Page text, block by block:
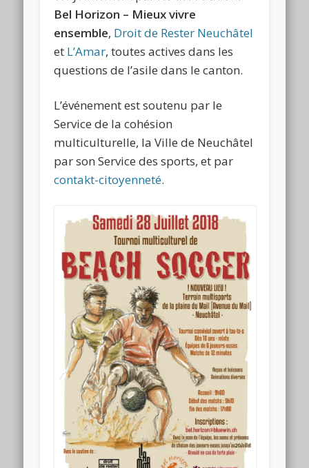
Bel Horizon – Mieux vivre
ensemble, Droit de Rester Neuchâtel
et L’Amar, toutes actives dans les
questions de l’asile dans le canton.
L’événement est soutenu par le
Service de la cohésion
multiculturelle, la Ville de Neuchâtel
par son Service des sports, et par
contakt-citoyenneté.